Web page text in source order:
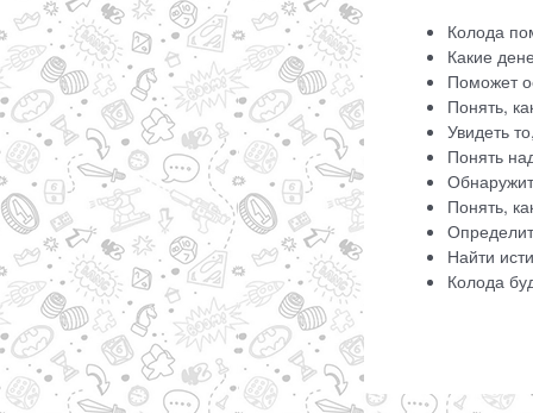
Колода
Какие
Поможет
Понять,
Увидеть
Понять
Понять,
Найти
Колода